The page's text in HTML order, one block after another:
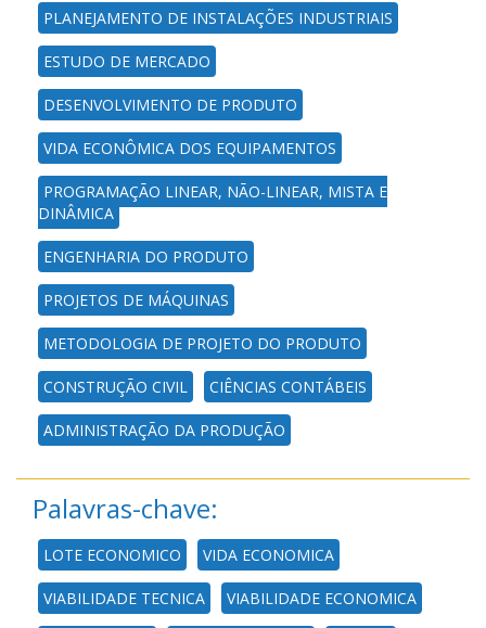
PLANEJAMENTO DE INSTALAÇÕES INDUSTRIAIS
ESTUDO DE MERCADO
DESENVOLVIMENTO DE PRODUTO
VIDA ECONÔMICA DOS EQUIPAMENTOS
PROGRAMAÇÃO LINEAR, NÃO-LINEAR, MISTA E
DINÂMICA
ENGENHARIA DO PRODUTO
PROJETOS DE MÁQUINAS
METODOLOGIA DE PROJETO DO PRODUTO
CONSTRUÇÃO CIVIL CIÊNCIAS CONTÁBEIS
ADMINISTRAÇÃO DA PRODUÇÃO
Palavras-chave:
LOTE ECONOMICO VIDA ECONOMICA
VIABILIDADE TECNICA VIABILIDADE ECONOMICA